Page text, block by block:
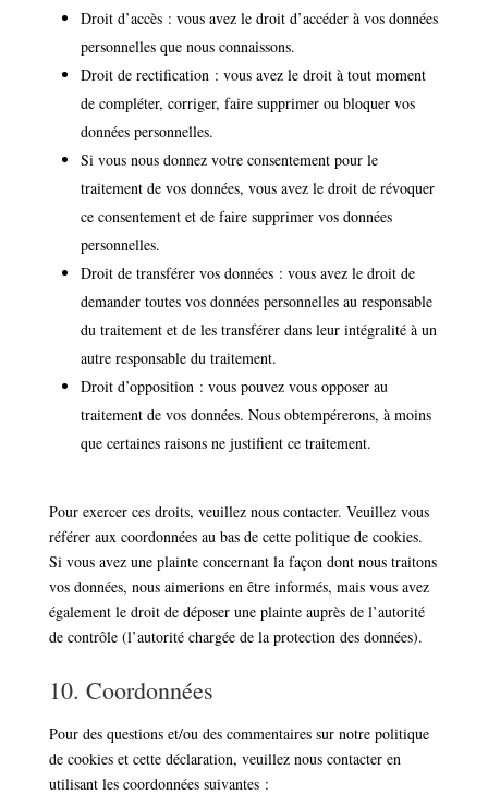
Droit d’accès : vous avez le droit d’accéder à vos données
personnelles que nous connaissons.
Droit de rectification : vous avez le droit à tout moment
de compléter, corriger, faire supprimer ou bloquer vos
données personnelles.
Si vous nous donnez votre consentement pour le
traitement de vos données, vous avez le droit de révoquer
ce consentement et de faire supprimer vos données
personnelles.
Droit de transférer vos données : vous avez le droit de
demander toutes vos données personnelles au responsable
du traitement et de les transférer dans leur intégralité à un
autre responsable du traitement.
Droit d’opposition : vous pouvez vous opposer au
traitement de vos données. Nous obtempérerons, à moins
que certaines raisons ne justifient ce traitement.
Pour exercer ces droits, veuillez nous contacter. Veuillez vous
référer aux coordonnées au bas de cette politique de cookies.
Si vous avez une plainte concernant la façon dont nous traitons
vos données, nous aimerions en être informés, mais vous avez
également le droit de déposer une plainte auprès de l’autorité
de contrôle (l’autorité chargée de la protection des données).
10. Coordonnées
Pour des questions et/ou des commentaires sur notre politique
de cookies et cette déclaration, veuillez nous contacter en
utilisant les coordonnées suivantes :